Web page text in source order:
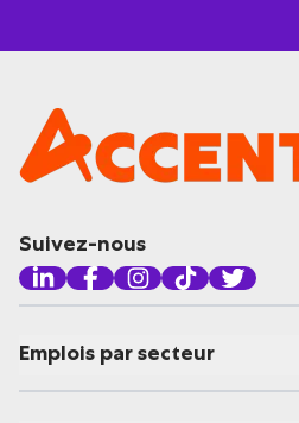
Suivez-nous
Emplois par secteur